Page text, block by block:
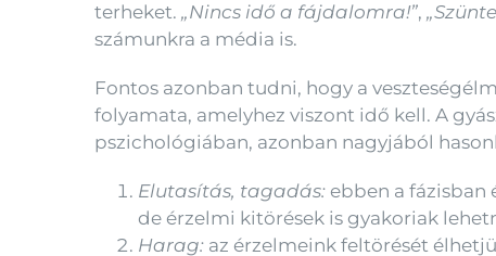
terheket. „Nincs idő a fájdalomra!”,
számunkra a média is.
Fontos azonban tudni, hogy a
folyamata, amelyhez viszont idő kell. A
pszichológiában, azonban nagyjából
Elutasítás, tagadás: ebben a
de érzelmi kitörések is gyakoriak
Harag: az érzelmeink feltörését